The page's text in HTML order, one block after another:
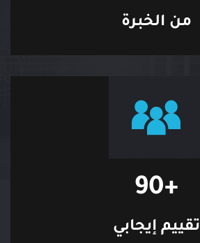
من الخبرة
90+
تقييم إيجابي